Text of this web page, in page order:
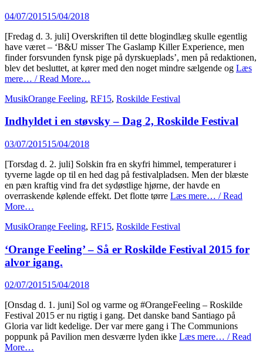
Posted
04/07/201515/04/2018
[Fredag d. 3. juli] Overskriften til dette blogindlæg skulle egentlig
have været – ‘B&U misser The Gaslamp Killer Experience, men
finder forsvunden fynsk pige på dyrskueplads’, men på redaktionen,
blev det besluttet, at kører med den noget mindre sælgende og Læs
mere… / Read More…
Categories
MusikTags
Orange Feeling, RF15, Roskilde Festival
Indhyldet i en støvsky – Dag 2, Roskilde Festival
Posted
03/07/201515/04/2018
[Torsdag d. 2. juli] Solskin fra en skyfri himmel, temperaturer i
tyverne lagde op til en hed dag på festivalpladsen. Men der blæste
en pæn kraftig vind fra det sydøstlige hjørne, der havde en
overraskende kølende effekt. Det flotte tørre Læs mere… / Read
More…
Categories
MusikTags
Orange Feeling, RF15, Roskilde Festival
‘Orange Feeling’ – Så er Roskilde Festival 2015 for
alvor igang.
Posted
02/07/201515/04/2018
[Onsdag d. 1. juni] Sol og varme og #OrangeFeeling – Roskilde
Festival 2015 er nu rigtig i gang. Det danske band Santiago på
Gloria var lidt kedelige. Der var mere gang i The Communions
poppunk på Pavilion men desværre lyden ikke Læs mere… / Read
More…